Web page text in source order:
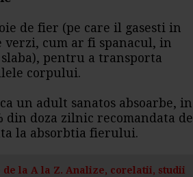
de fier (pe care il gasesti in
verzi, cum ar fi spanacul, in
pentru a transporta
corpului.
un adult sanatos absoarbe, in
din doza zilnic recomandata de
la absorbtia fierului.
la A la Z. Analize, corelatii, studii